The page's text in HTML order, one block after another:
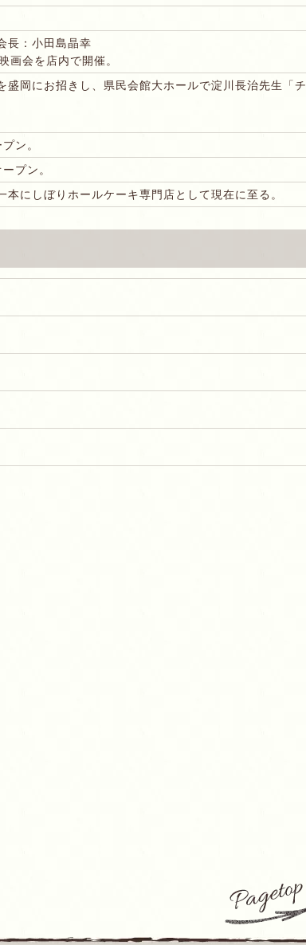
長：小田島晶幸
画会を店内で開催。
岡にお招きし、県民会館大ホールで淀川長治先生「チ
ン。
プン。
にしぼりホールケーキ専門店として現在に至る。